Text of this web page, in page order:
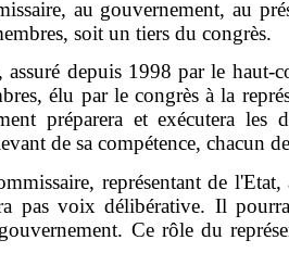
au gouvernement, au
soit un tiers du congrès.
assuré depuis 1998 par le haut-
élu par le congrès à la
préparera et exécutera
de sa compétence, chacun
représentant de
pas voix délibérative. Il
Ce rôle du